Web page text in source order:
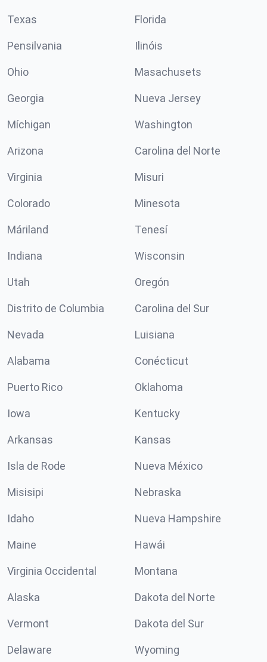
Texas Florida
Pensilvania Ilinóis
Ohio Masachusets
Georgia Nueva Jersey
Míchigan Washington
Arizona Carolina del Norte
Virginia Misuri
Colorado Minesota
Máriland Tenesí
Indiana Wisconsin
Utah Oregón
Distrito de Columbia Carolina del Sur
Nevada Luisiana
Alabama Conécticut
Puerto Rico Oklahoma
Iowa Kentucky
Arkansas Kansas
Isla de Rode Nueva México
Misisipi Nebraska
Idaho Nueva Hampshire
Maine Hawái
Virginia Occidental Montana
Alaska Dakota del Norte
Vermont Dakota del Sur
Delaware Wyoming